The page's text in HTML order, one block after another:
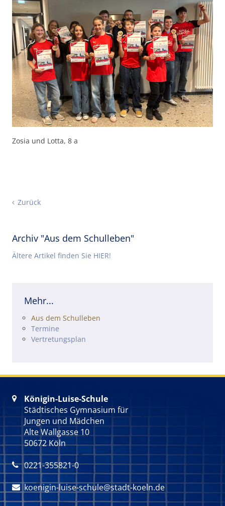
Zosia und Lotta, 8 a
Zurück
Archiv "Aus dem Schulleben"
Ältere Artikel finden Sie HIER!
Mehr...
Navigation überspringen
Aus dem Schulleben
Termine
Vertretungsplan

Königin-Luise-Schule
Städtisches Gymnasium für
Jungen und Mädchen
Alte Wallgasse 10
50672 Köln
 0221-355821-0
 koenigin-luise-schule@stadt-koeln.de